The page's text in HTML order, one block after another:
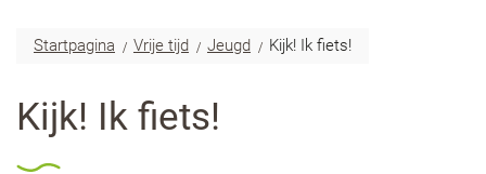
Startpagina Vrije tijd Jeugd Kijk! Ik fiets!
Kijk! Ik fiets!